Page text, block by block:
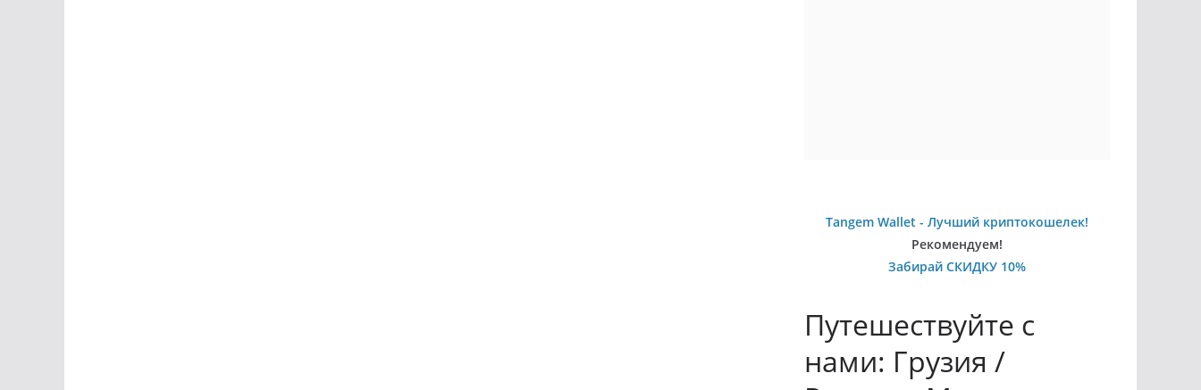
Tangem Wallet - Лучший криптокошелек!
Рекомендуем!
Забирай СКИДКУ 10%
Путешествуйте с
нами: Грузия /